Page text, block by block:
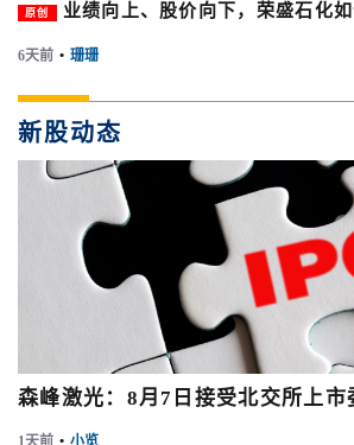
原创 业绩向上、股价向下，荣盛石化如
6天前 • 珊珊
新股动态
森峰激光：8月7日接受北交所上市
1天前 • 小览